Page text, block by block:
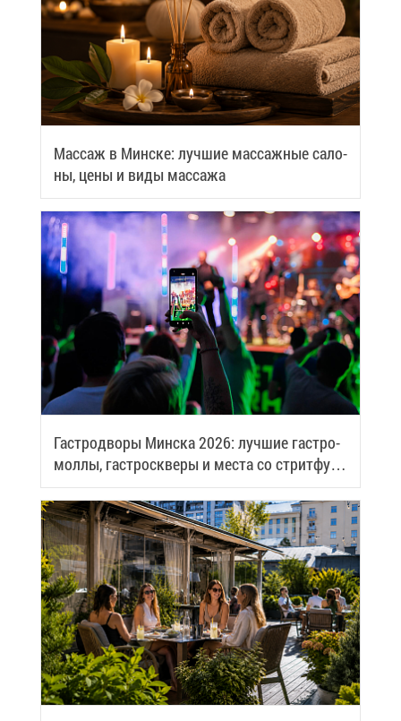
Мас­саж в Мин­ске: луч­шие мас­саж­ные са­ло­
ны, це­ны и ви­ды мас­са­жа
Га­стро­дво­ры Мин­ска 2026: луч­шие га­стро­
мол­лы, га­стро­скве­ры и ме­ста со стрит­фу­
дом